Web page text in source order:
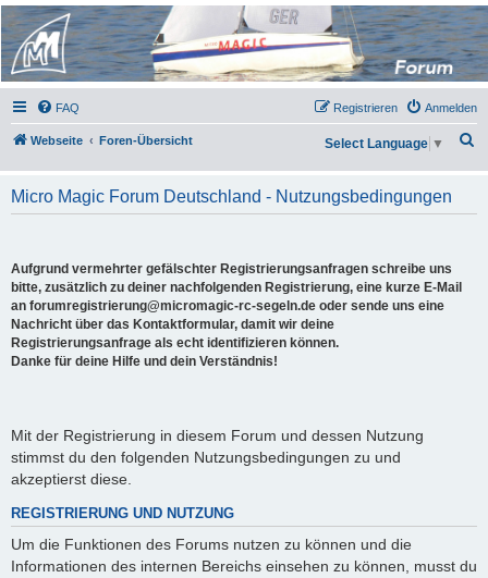
Micro Magic Forum
Deutschland
FAQ Anmelden
Registrieren
Webseite Foren-Übersicht
h
Select Language ▼
Micro Magic Forum Deutschland - Nutzungsbedingungen
Aufgrund vermehrter gefälschter Registrierungsanfragen schreibe uns
bitte, zusätzlich zu deiner nachfolgenden Registrierung, eine kurze E-Mail
an forumregistrierung@micromagic-rc-segeln.de oder sende uns eine
Nachricht über das Kontaktformular, damit wir deine
Registrierungsanfrage als echt identifizieren können.
Danke für deine Hilfe und dein Verständnis!
Mit der Registrierung in diesem Forum und dessen Nutzung
stimmst du den folgenden Nutzungsbedingungen zu und
akzeptierst diese.
REGISTRIERUNG UND NUTZUNG
Um die Funktionen des Forums nutzen zu können und die
Informationen des internen Bereichs einsehen zu können, musst du